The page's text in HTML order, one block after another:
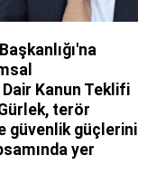
Kanun Teklifi
terör
güvenlik güçlerini
yer